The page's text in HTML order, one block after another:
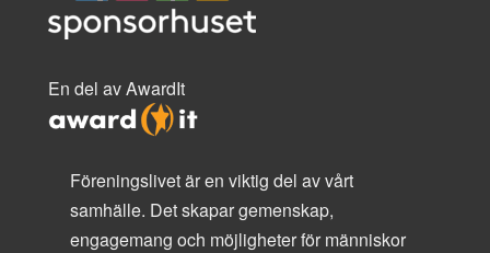
En del av AwardIt
Föreningslivet är en viktig del av vårt
samhälle. Det skapar gemenskap,
engagemang och möjligheter för människor